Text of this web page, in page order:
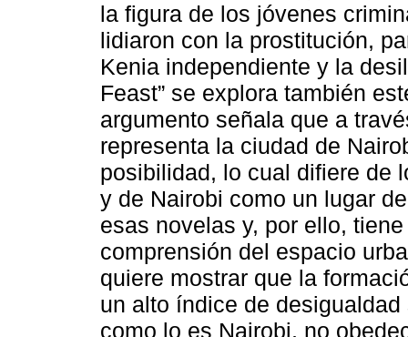
la figura de los jóvenes
lidiaron con la prostitución,
Kenia independiente y la
Feast” se explora también
argumento señala que a
representa la ciudad de
posibilidad, lo cual difiere de
y de Nairobi como un lugar
esas novelas y, por ello,
comprensión del espacio
quiere mostrar que la
un alto índice de
como lo es Nairobi, no